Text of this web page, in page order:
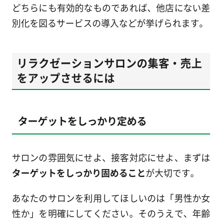
どちらにも有効的なものであれば、他店にない差
別化を図るサービスの導入などが挙げられます。
リラクゼーションサロンの集客・売上
をアップさせるには
ターゲットをしっかり定める
サロンの雰囲気にせよ、接客対応にせよ、まずは
ターゲットをしっかり固めることが大切です。
あなたのサロンを利用してほしいのは「男性か女
性か」を明確にしてください。そのうえで、年齢